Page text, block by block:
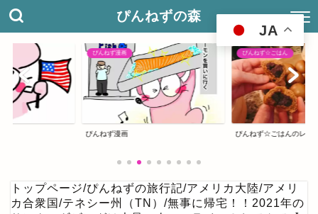
ぴんねずの森
ぴんねず☆ごはん
ぴんねず☆ごはんのレシピ集
アメリカ合衆国
ぴんねずの旅のしおり
トップページ/ぴんねずの旅行記/アメリカ大陸/アメリ
カ合衆国 /テネシー州（TN） /無事に帰宅！！2021年の
JA